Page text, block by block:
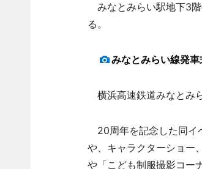
みなとみらい駅地下3
る。
みなとみらい線発
横浜高速鉄道みなとみ
20周年を記念した同イ
や、キャラクターショー
や「こども制服撮影コー